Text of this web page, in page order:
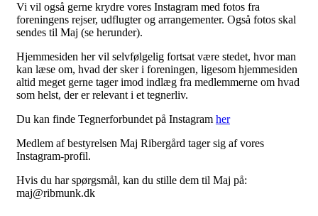
Vi vil også gerne krydre vores Instagram med fotos fra
foreningens rejser, udflugter og arrangementer. Også fotos skal
sendes til Maj (se herunder).
Hjemmesiden her vil selvfølgelig fortsat være stedet, hvor man
kan læse om, hvad der sker i foreningen, ligesom hjemmesiden
altid meget gerne tager imod indlæg fra medlemmerne om hvad
som helst, der er relevant i et tegnerliv.
Du kan finde Tegnerforbundet på Instagram her
Medlem af bestyrelsen Maj Ribergård tager sig af vores
Instagram-profil.
Hvis du har spørgsmål, kan du stille dem til Maj på:
maj@ribmunk.dk